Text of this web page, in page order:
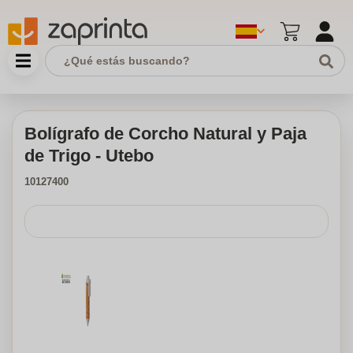
Bolígrafo de Corcho Natural y Paja
de Trigo - Utebo
10127400